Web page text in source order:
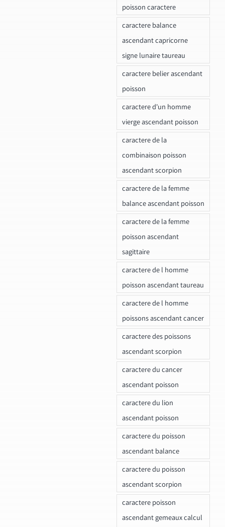
poisson caractere
caractere balance
ascendant capricorne
signe lunaire taureau
caractere belier ascendant
poisson
caractere d'un homme
vierge ascendant poisson
caractere de la
combinaison poisson
ascendant scorpion
caractere de la femme
balance ascendant poisson
caractere de la femme
poisson ascendant
sagittaire
caractere de l homme
poisson ascendant taureau
caractere de l homme
poissons ascendant cancer
caractere des poissons
ascendant scorpion
caractere du cancer
ascendant poisson
caractere du lion
ascendant poisson
caractere du poisson
ascendant balance
caractere du poisson
ascendant scorpion
caractere poisson
ascendant gemeaux calcul